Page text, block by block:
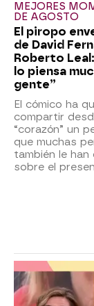
MEJORES
DE AGOSTO
El piropo
de David
Roberto
lo piensa
gente”
El cómico ha
compartir
“corazón” un
que muchas
también le
sobre el